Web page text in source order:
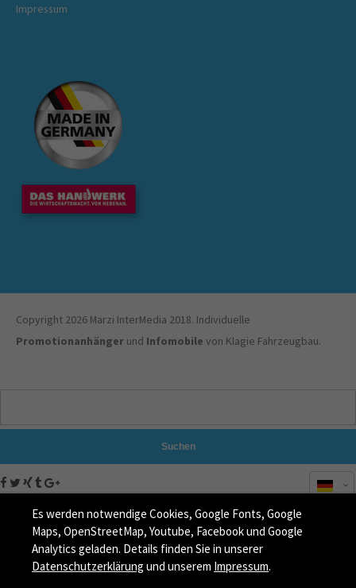
Impressum
Copyright 2026 Marzi InterMedia 2018. Individuelle
Promotionanhänger und Infomobile von Klagie Fahrzeugbau.
Es werden notwendige Cookies, Google Fonts, Google
Maps, OpenStreetMap, Youtube, Facebook und Google
Analytics geladen. Details finden Sie in unserer
Datenschutzerklärung und unserem Impressum.
Suchen